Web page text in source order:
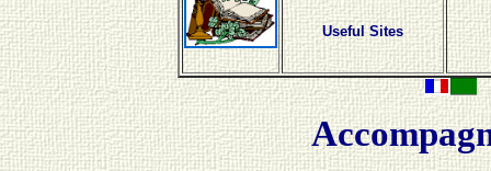
Useful Sites